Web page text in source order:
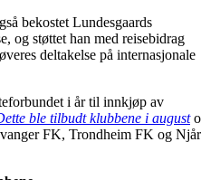
bekostet Lundesgaards
og støttet han med reisebidrag
deltakelse på internasjonale
i år til innkjøp av
ble tilbudt klubbene i august
FK, Trondheim FK og